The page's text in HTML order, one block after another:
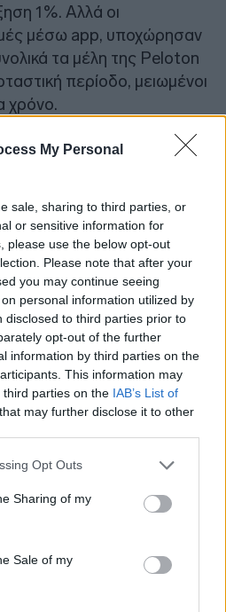
My Personal
sale, sharing to third parties, or
or sensitive information for
please use the below opt-out
Please note that after your
you may continue seeing
personal information utilized by
disclosed to third parties prior to
opt-out of the further
information by third parties on the
This information may
parties on the IAB’s List of
that may further disclose it to other
app uses one or more Google
behaviour. You may click to
and its third-party tags to
purposes in below Google
Opt Outs
Sharing of my
Sale of my
1%. Αλλά οι
μέσω app, υποχώρησαν
τα μέλη της Peloton
περίοδο, μειωμένοι
χρόνο.